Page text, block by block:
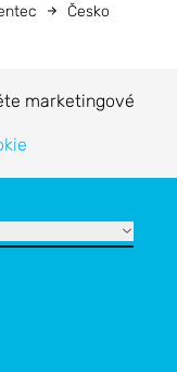
Česko
marketingové